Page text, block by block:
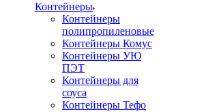
Контейнеры
Контейнеры
полипропиленовые
Контейнеры Комус
Контейнеры УЮ
ПЭТ
Контейнеры для
соуса
Контейнеры Тефо